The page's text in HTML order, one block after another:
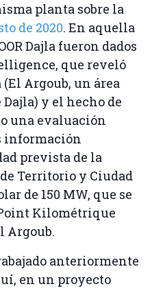
planta sobre la
de 2020. En aquella
Dajla fueron dados
que reveló
Argoub, un área
y el hecho de
una evaluación
información
prevista de la
Territorio y Ciudad
de 150 MW, que se
Kilométrique
Argoub.
anteriormente
en un proyecto